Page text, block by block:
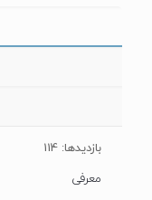
بازدیدها: 114
معرفی